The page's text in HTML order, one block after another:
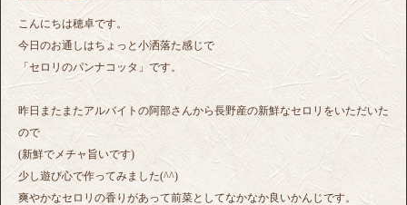
こんにちは穂卓です。
今日のお通しはちょっと小洒落た感じで
「セロリのパンナコッタ」です。
昨日またまたアルバイトの阿部さんから長野産の新鮮なセロリをいただいた
ので
(新鮮でメチャ旨いです)
少し遊び心で作ってみました(^^)
爽やかなセロリの香りがあって前菜としてなかなか良いかんじです。